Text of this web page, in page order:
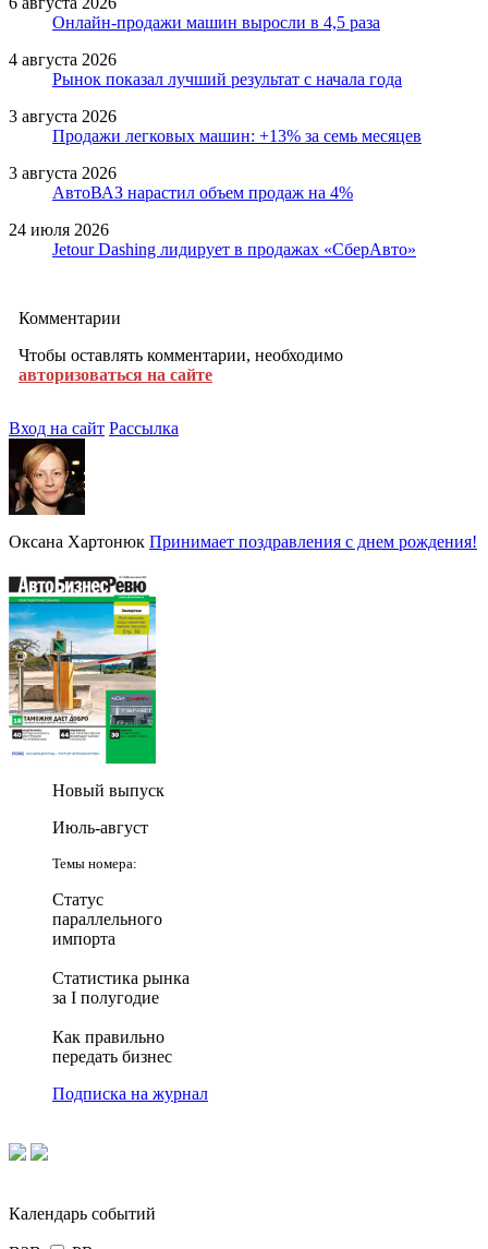
Онлайн-продажи машин выросли в 4,5 раза
4 августа 2026
Рынок показал лучший результат с начала года
3 августа 2026
Продажи легковых машин: +13% за семь месяцев
3 августа 2026
АвтоВАЗ нарастил объем продаж на 4%
24 июля 2026
Jetour Dashing лидирует в продажах «СберАвто»
Комментарии
Чтобы оставлять комментарии, необходимо
авторизоваться на сайте
Вход на сайт Рассылка
Оксана Хартонюк Принимает поздравления с днем рождения!
Новый выпуск
Июль-август
Темы номера:
Статус
параллельного
импорта
Статистика рынка
за I полугодие
Как правильно
передать бизнес
Подписка на журнал
Календарь событий